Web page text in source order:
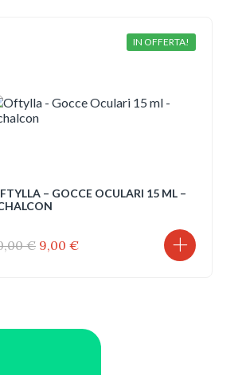
IN OFFERTA!
– GOCCE OCULARI 15 ML –
€ Il
9,00 €Il